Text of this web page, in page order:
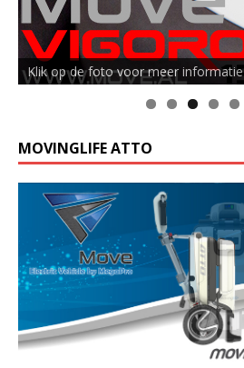
Klik op de foto voor meer informatie
MOVINGLIFE ATTO